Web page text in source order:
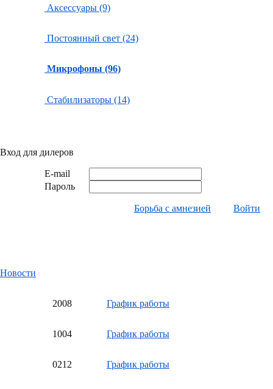
Аксессуары (9)
Постоянный свет (24)
Микрофоны (96)
Стабилизаторы (14)
Вход для дилеров
E-mail
Пароль
Борьба с амнезией Войти
Новости
2008 График работы
1004 График работы
0212 График работы